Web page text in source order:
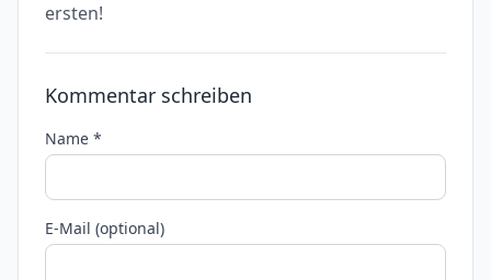
ersten!
Kommentar schreiben
Name *
E-Mail (optional)